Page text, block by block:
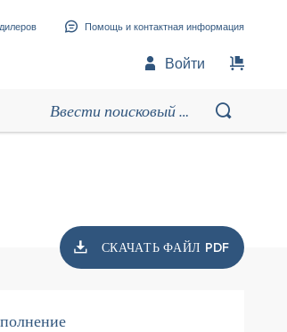
Помощь и контактная информация
Войти
СКАЧАТЬ ФАЙЛ PDF